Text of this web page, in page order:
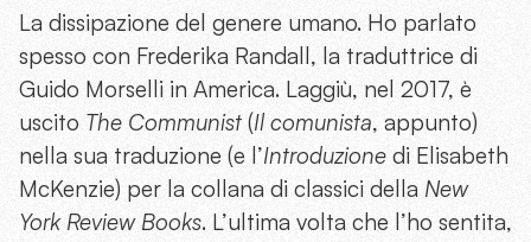
La dissipazione del genere umano. Ho parlato
spesso con Frederika Randall, la traduttrice di
Guido Morselli in America. Laggiù, nel 2017, è
uscito The Communist (Il comunista, appunto)
nella sua traduzione (e l’Introduzione di Elisabeth
McKenzie) per la collana di classici della New
York Review Books. L’ultima volta che l’ho sentita,